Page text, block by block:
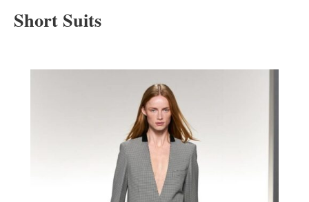
Short Suits